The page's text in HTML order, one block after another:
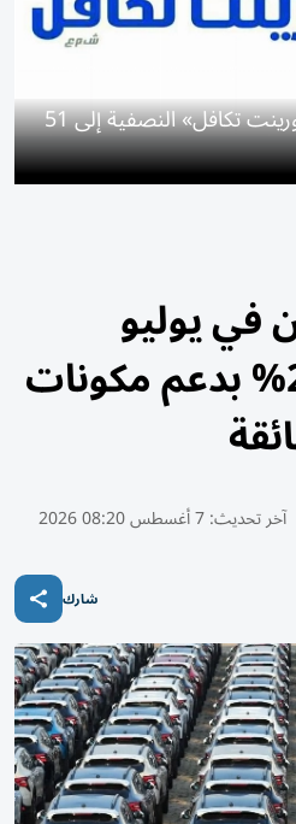
68.9 % قفزة في أرباح «أورينت تكافل» النصفية إلى 51
في يوليو
تسجّل نمواً 23% بدعم مكونات
آخر تحديث:7 أغسطس 08:20 2026
شارك